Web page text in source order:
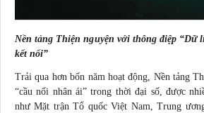
Nền tảng Thiện nguyện với thông điệp “Dữ
kết nối”
Trải qua hơn bốn năm hoạt động, Nền tảng
“cầu nối nhân ái” trong thời đại số, được
như Mặt trận Tổ quốc Việt Nam, Trung